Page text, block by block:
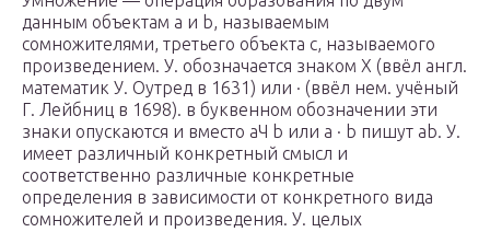
данным объектам а и b, называемым
сомножителями, третьего объекта с, называемого
произведением. У. обозначается знаком Х (ввёл англ.
математик У. Оутред в 1631) или · (ввёл нем. учёный
Г. Лейбниц в 1698). в буквенном обозначении эти
знаки опускаются и вместо аЧ b или а · b пишут ab. У.
имеет различный конкретный смысл и
соответственно различные конкретные
определения в зависимости от конкретного вида
сомножителей и произведения. У. целых